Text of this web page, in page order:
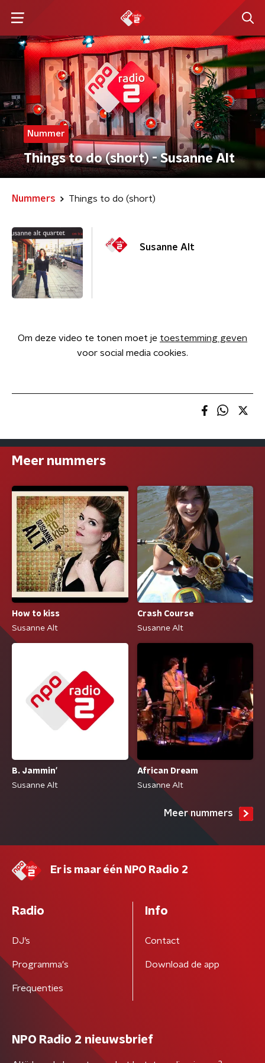
Nummer
Things to do (short) - Susanne Alt
Nummers Things to do (short)
Susanne Alt
Om deze video te tonen moet je toestemming geven
voor social media cookies.
Meer nummers
How to kiss
Susanne Alt
Crash Course
Susanne Alt
B. Jammin'
Susanne Alt
African Dream
Susanne Alt
Meer nummers
Er is maar één NPO Radio 2
Radio
DJ’s
Programma's
Frequenties
Info
Contact
Download de app
NPO Radio 2 nieuwsbrief